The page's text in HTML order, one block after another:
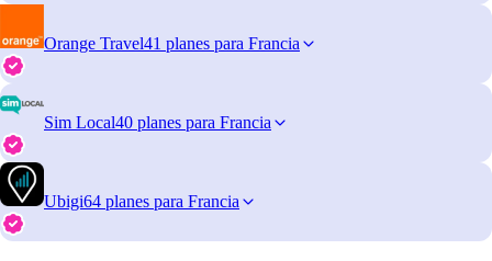
Orange Travel41 planes para Francia
Sim Local40 planes para Francia
Ubigi64 planes para Francia